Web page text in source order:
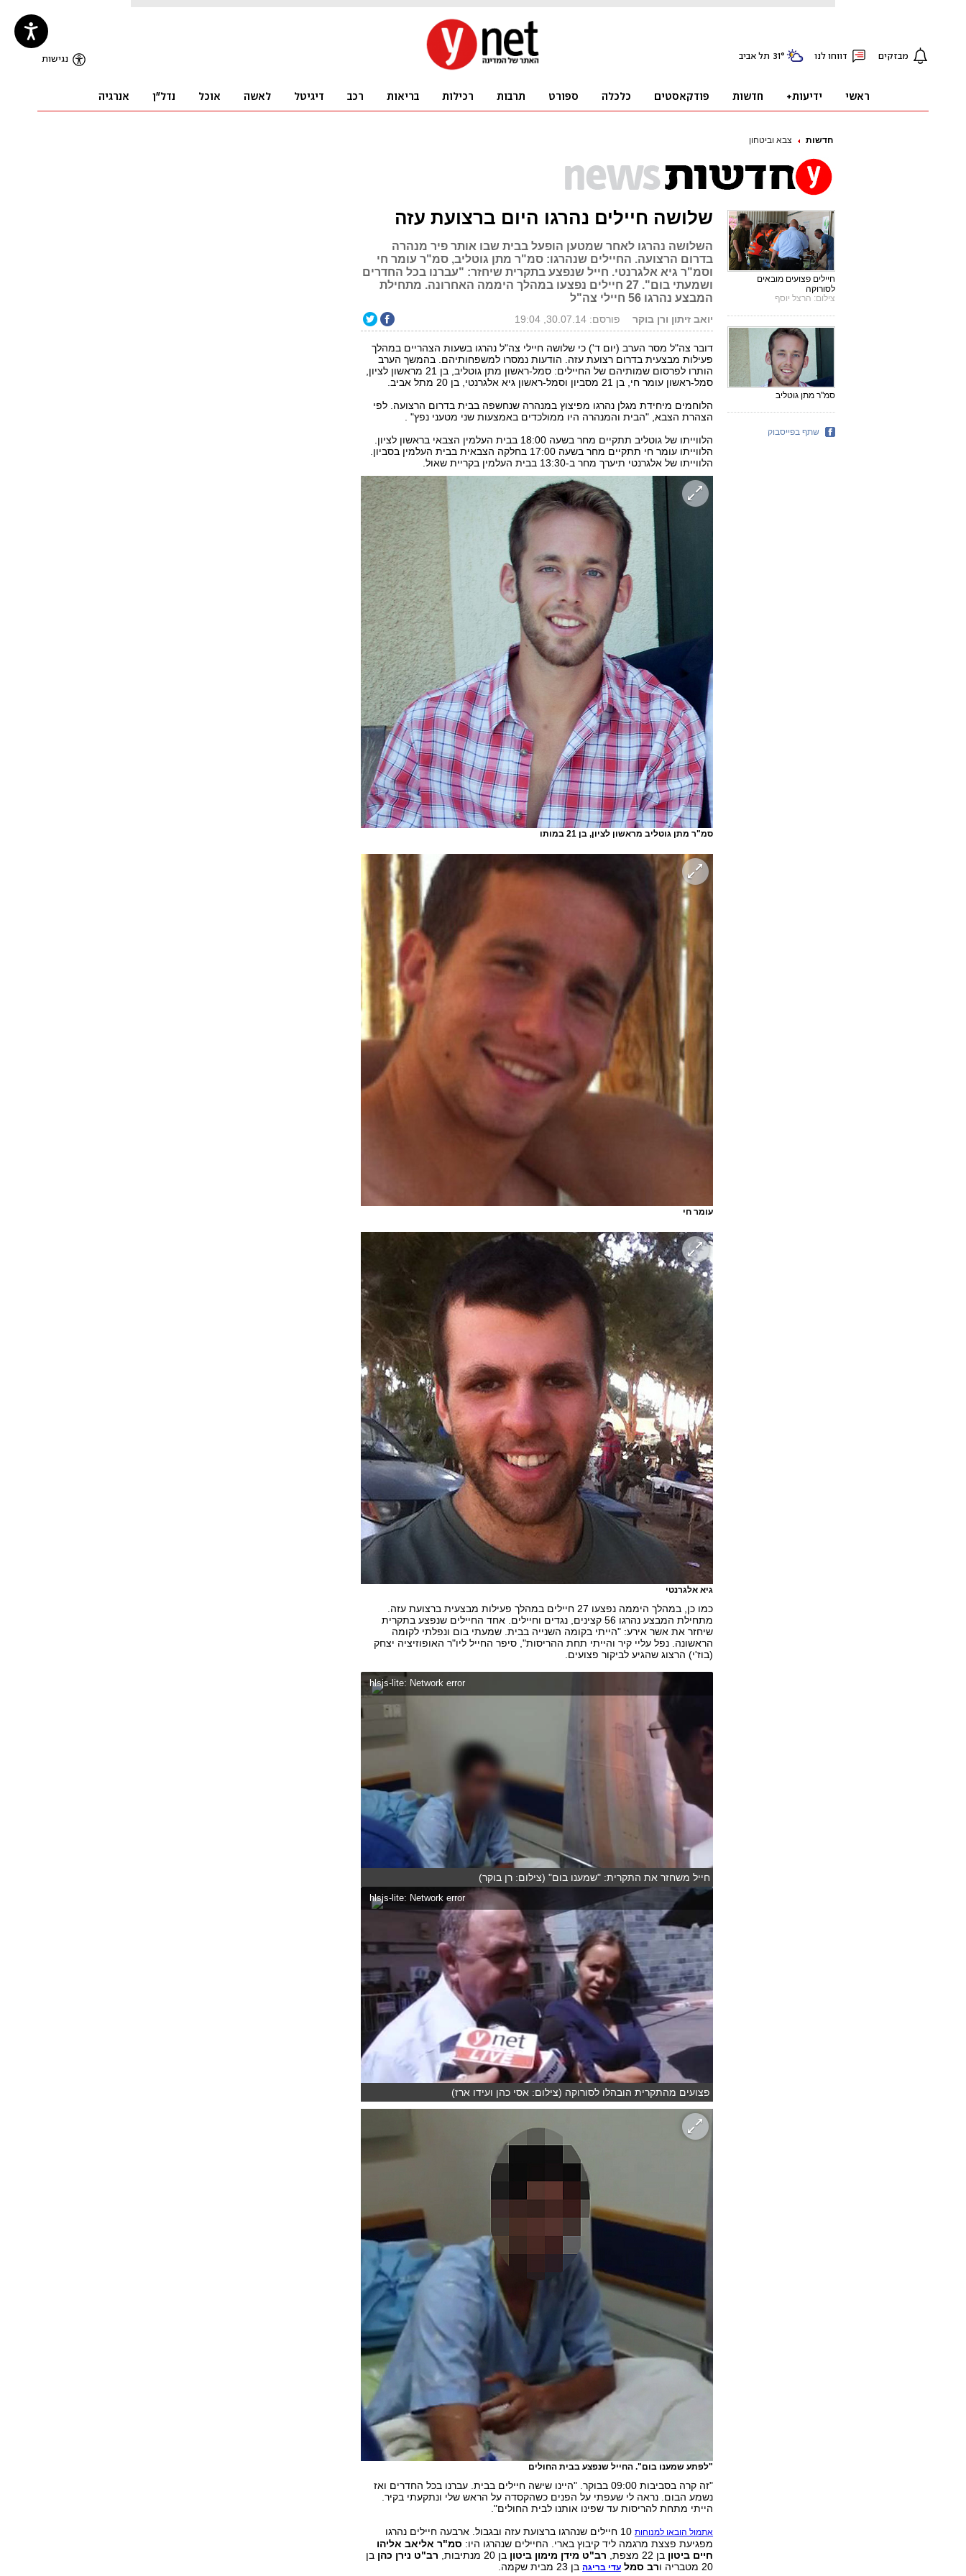
חדשות צבא וביטחון
שלושה חיילים נהרגו היום ברצועת עזה
השלושה נהרגו לאחר שמטען הופעל בבית שבו אותר פיר מנהרה
בדרום הרצועה. החיילים שנהרגו: סמ"ר מתן גוטליב, סמ"ר עומר חי
וסמ"ר גיא אלגרנטי. חייל שנפצע בתקרית שיחזר: "עברנו בכל החדרים
ושמעתי בום". 27 חיילים נפצעו במהלך היממה האחרונה. מתחילת
המבצע נהרגו 56 חיילי צה"ל
יואב זיתון ורן בוקר פורסם: 30.07.14, 19:04
דובר צה"ל מסר הערב (יום ד') כי שלושה חיילי צה"ל נהרגו בשעות הצהריים במהלך
פעילות מבצעית בדרום רצועת עזה. הודעות נמסרו למשפחותיהם. בהמשך הערב
הותרו לפרסום שמותיהם של החיילים: סמל-ראשון מתן גוטליב, בן 21 מראשון לציון,
סמל-ראשון עומר חי, בן 21 מסביון וסמל-ראשון גיא אלגרנטי, בן 20 מתל אביב.
הלוחמים מיחידת מגלן נהרגו מפיצוץ במנהרה שנחשפה בבית בדרום הרצועה. לפי
הצהרת הצבא, "הבית והמנהרה היו ממולכדים באמצעות שני מטעני נפץ" .
הלווייתו של גוטליב תתקיים מחר בשעה 18:00 בבית העלמין הצבאי בראשון לציון.
הלווייתו עומר חי תתקיים מחר בשעה 17:00 בחלקה הצבאית בבית העלמין בסביון.
הלווייתו של אלגרנטי תיערך מחר ב-13:30 בבית העלמין בקריית שאול.
סמ"ר מתן גוטליב מראשון לציון, בן 21 במותו
עומר חי
גיא אלגרנטי
כמו כן, במהלך היממה נפצעו 27 חיילים במהלך פעילות מבצעית ברצועת עזה.
מתחילת המבצע נהרגו 56 קצינים, נגדים וחיילים. אחד החיילים שנפצע בתקרית
שיחזר את אשר אירע: "הייתי בקומה השנייה בבית. שמעתי בום ונפלתי לקומה
הראשונה. נפל עליי קיר והייתי תחת ההריסות", סיפר החייל ליו"ר האופוזיציה יצחק
(בוז'י) הרצוג שהגיע לביקור פצועים.
hlsjs-lite: Network error
חייל משחזר את התקרית: "שמענו בום" (צילום: רן בוקר)
hlsjs-lite: Network error
פצועים מהתקרית הובהלו לסורוקה (צילום: אסי כהן ועידו ארז)
"לפתע שמענו בום". החייל שנפצע בבית החולים
"זה קרה בסביבות 09:00 בבוקר. "היינו שישה חיילים בבית. עברנו בכל החדרים ואז
נשמע הבום. נראה לי שעפתי על הפנים כשהקסדה על הראש שלי ונתקעתי בקיר.
הייתי מתחת להריסות עד שפינו אותנו לבית החולים".
אתמול הובאו למנוחות
10 חיילים שנהרגו ברצועת עזה ובגבול. ארבעה חיילים נהרגו
מפגיעת פצצת מרגמה ליד קיבוץ בארי. החיילים שנהרגו היו: סמ"ר אליאב אליהו
חיים ביטון בן 22 מצפת, רב"ט מידן מימון ביטון בן 20 מנתיבות, רב"ט נירן כהן בן
20 מטבריה ו
רב סמל עדי בריגהבן 23 מבית שקמה.
חיילים פצועים מובאים
לסורוקה
צילום: הרצל יוסף
סמ"ר מתן גוטליב
שתף בפייסבוק